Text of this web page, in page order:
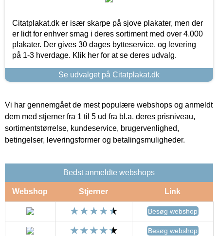
Citatplakat.dk er især skarpe på sjove plakater, men der
er lidt for enhver smag i deres sortiment med over 4.000
plakater. Der gives 30 dages bytteservice, og levering
på 1-3 hverdage. Klik her for at se deres udvalg.
Se udvalget på Citatplakat.dk
Vi har gennemgået de mest populære webshops og anmeldt
dem med stjerner fra 1 til 5 ud fra bl.a. deres prisniveau,
sortimentstørrelse, kundeservice, brugervenlighed,
betingelser, leveringsformer og betalingsmuligheder.
Bedst anmeldte webshops
Webshop Stjerner Link
Besøg webshop
Besøg webshop